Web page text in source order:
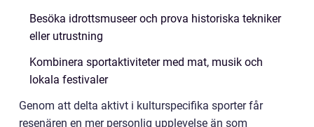
Besöka idrottsmuseer och prova historiska tekniker
eller utrustning
Kombinera sportaktiviteter med mat, musik och
lokala festivaler
Genom att delta aktivt i kulturspecifika sporter får
resenären en mer personlig upplevelse än som